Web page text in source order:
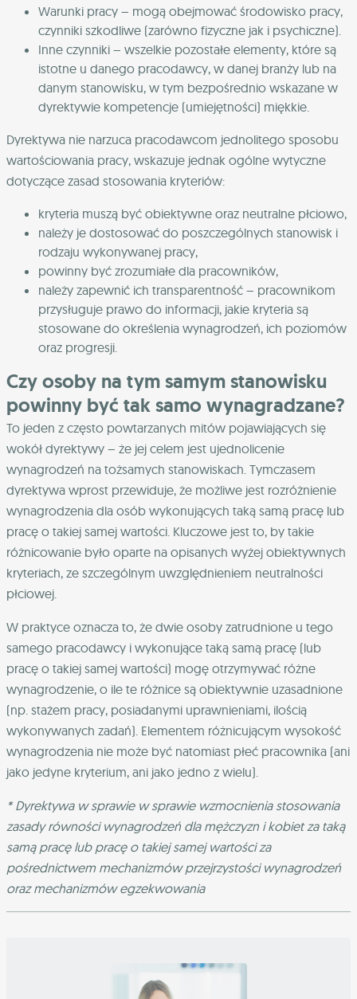
Warunki pracy – mogą obejmować środowisko pracy,
czynniki szkodliwe (zarówno fizyczne jak i psychiczne).
Inne czynniki – wszelkie pozostałe elementy, które są
istotne u danego pracodawcy, w danej branży lub na
danym stanowisku, w tym bezpośrednio wskazane w
dyrektywie kompetencje (umiejętności) miękkie.
Dyrektywa nie narzuca pracodawcom jednolitego sposobu
wartościowania pracy, wskazuje jednak ogólne wytyczne
dotyczące zasad stosowania kryteriów:
kryteria muszą być obiektywne oraz neutralne płciowo,
należy je dostosować do poszczególnych stanowisk i
rodzaju wykonywanej pracy,
powinny być zrozumiałe dla pracowników,
należy zapewnić ich transparentność – pracownikom
przysługuje prawo do informacji, jakie kryteria są
stosowane do określenia wynagrodzeń, ich poziomów
oraz progresji.
Czy osoby na tym samym stanowisku
powinny być tak samo wynagradzane?
To jeden z często powtarzanych mitów pojawiających się
wokół dyrektywy – że jej celem jest ujednolicenie
wynagrodzeń na tożsamych stanowiskach. Tymczasem
dyrektywa wprost przewiduje, że możliwe jest rozróżnienie
wynagrodzenia dla osób wykonujących taką samą pracę lub
pracę o takiej samej wartości. Kluczowe jest to, by takie
różnicowanie było oparte na opisanych wyżej obiektywnych
kryteriach, ze szczególnym uwzględnieniem neutralności
płciowej.
W praktyce oznacza to, że dwie osoby zatrudnione u tego
samego pracodawcy i wykonujące taką samą pracę (lub
pracę o takiej samej wartości) mogę otrzymywać różne
wynagrodzenie, o ile te różnice są obiektywnie uzasadnione
(np. stażem pracy, posiadanymi uprawnieniami, ilością
wykonywanych zadań). Elementem różnicującym wysokość
wynagrodzenia nie może być natomiast płeć pracownika (ani
jako jedyne kryterium, ani jako jedno z wielu).
* Dyrektywa w sprawie w sprawie wzmocnienia stosowania
zasady równości wynagrodzeń dla mężczyzn i kobietza taką
samą pracę lub pracę o takiej samej wartościza
pośrednictwem mechanizmów przejrzystości wynagrodzeń
oraz mechanizmów egzekwowania